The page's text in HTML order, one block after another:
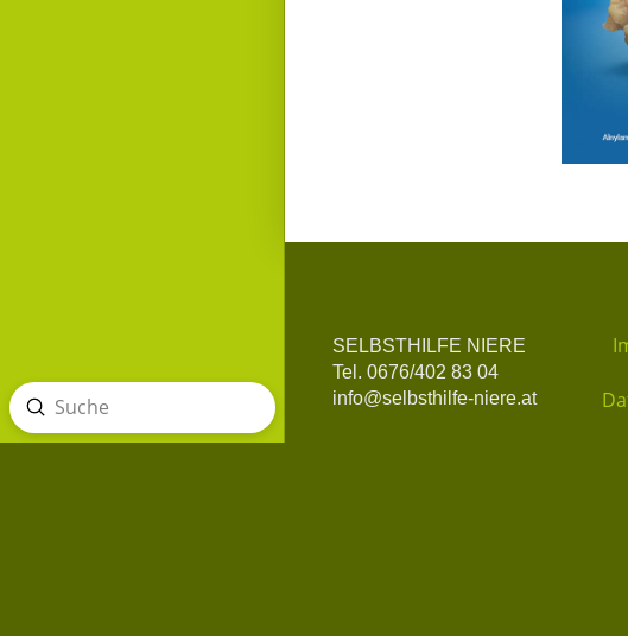
Suche
Absenden
SELBSTHILFE NIERE
Tel. 0676/402 83 04
info@selbsthilfe-niere.at